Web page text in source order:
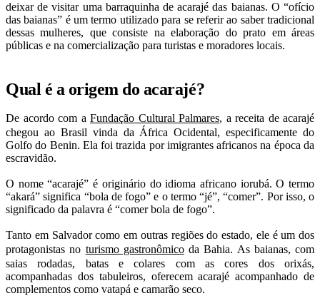
deixar de visitar uma barraquinha de acarajé das baianas. O “ofício
das baianas” é um termo utilizado para se referir ao saber tradicional
dessas mulheres, que consiste na elaboração do prato em áreas
públicas e na comercialização para turistas e moradores locais.
Qual é a origem do acarajé?
De acordo com a Fundação Cultural Palmares, a receita de acarajé
chegou ao Brasil vinda da África Ocidental, especificamente do
Golfo do Benin. Ela foi trazida por imigrantes africanos na época da
escravidão.
O nome “acarajé” é originário do idioma africano iorubá. O termo
“akará” significa “bola de fogo” e o termo “jé”, “comer”. Por isso, o
significado da palavra é “comer bola de fogo”.
Tanto em Salvador como em outras regiões do estado, ele é um dos
protagonistas no turismo gastronômicoda Bahia. As baianas, com
saias rodadas, batas e colares com as cores dos orixás,
acompanhadas dos tabuleiros, oferecem acarajé acompanhado de
complementos como vatapá e camarão seco.